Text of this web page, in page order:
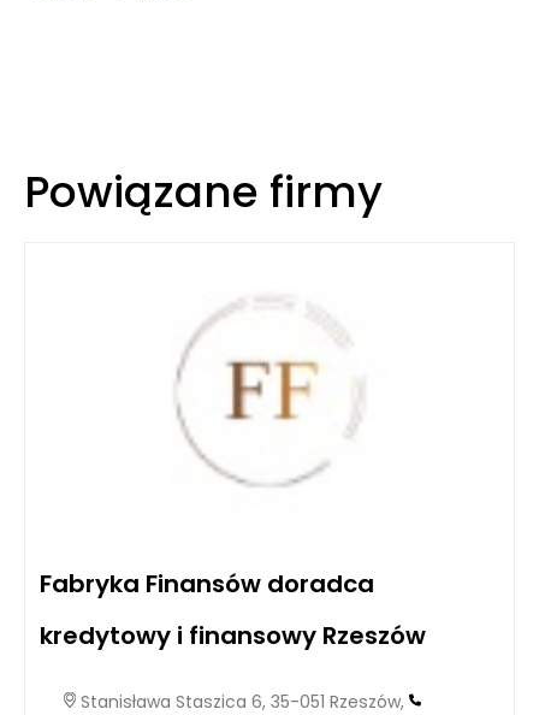
Powiązane firmy
Fabryka Finansów doradca
kredytowy i finansowy Rzeszów
Stanisława Staszica 6, 35-051 Rzeszów,